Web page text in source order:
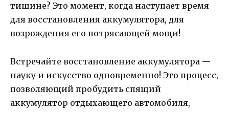
тишине? Это момент, когда наступает время
для восстановления аккумулятора, для
возрождения его потрясающей мощи!
Встречайте восстановление аккумулятора —
науку и искусство одновременно! Это процесс,
позволяющий пробудить спящий
аккумулятор отдыхающего автомобиля,